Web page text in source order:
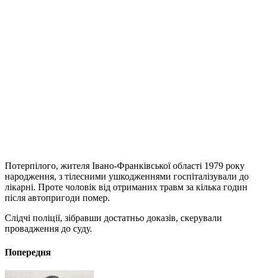
Потерпілого, жителя Івано-Франківської області 1979 року
народження, з тілесними ушкодженнями госпіталізували до
лікарні. Проте чоловік від отриманих травм за кілька годин
після автопригоди помер.
Слідчі поліції, зібравши достатньо доказів, скерували
провадження до суду.
Попередня